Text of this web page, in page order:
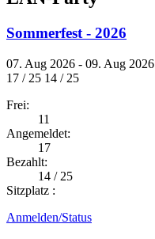
Sommerfest - 2026
07. Aug 2026 - 09. Aug 2026
17 / 25 14 / 25
Frei:
11
Angemeldet:
17
Bezahlt:
14 / 25
Sitzplatz :
Anmelden/Status